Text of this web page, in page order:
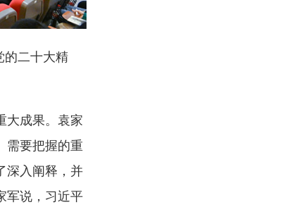
二十大精
大成果。袁家
需要把握的重
深入阐释，并
军说，习近平